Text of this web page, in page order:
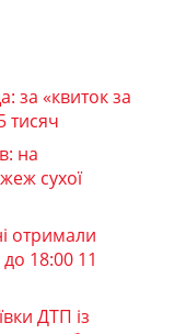
за «квиток за
тисяч
на
сухої
отримали
18:00 11
ДТП із